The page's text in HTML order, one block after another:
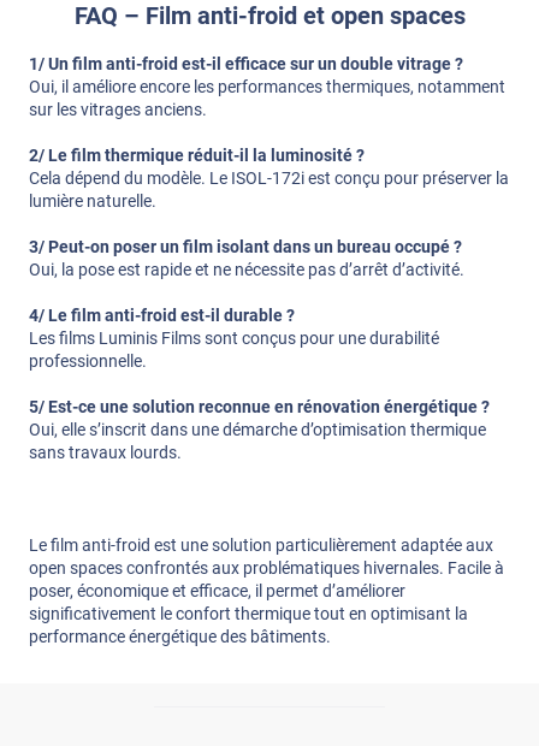
FAQ – Film anti-froid et open spaces
1/ Un film anti-froid est-il efficace sur un double vitrage ?
Oui, il améliore encore les performances thermiques, notamment
sur les vitrages anciens.
2/ Le film thermique réduit-il la luminosité ?
Cela dépend du modèle. Le ISOL-172i est conçu pour préserver la
lumière naturelle.
3/ Peut-on poser un film isolant dans un bureau occupé ?
Oui, la pose est rapide et ne nécessite pas d’arrêt d’activité.
4/ Le film anti-froid est-il durable ?
Les films Luminis Films sont conçus pour une durabilité
professionnelle.
5/ Est-ce une solution reconnue en rénovation énergétique ?
Oui, elle s’inscrit dans une démarche d’optimisation thermique
sans travaux lourds.
Le film anti-froid est une solution particulièrement adaptée aux
open spaces confrontés aux problématiques hivernales. Facile à
poser, économique et efficace, il permet d’améliorer
significativement le confort thermique tout en optimisant la
performance énergétique des bâtiments.